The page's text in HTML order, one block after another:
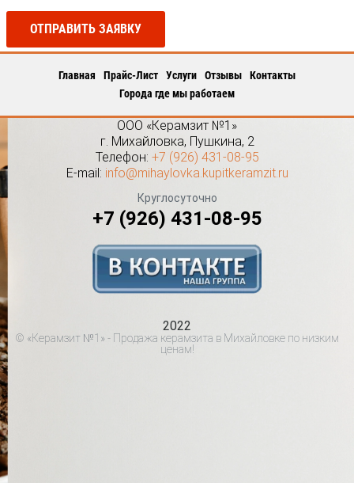
ОТПРАВИТЬ ЗАЯВКУ
Главная Прайс-Лист Услуги Отзывы
Контакты
Города где мы работаем
ООО «Керамзит №1»
г. Михайловка, Пушкина, 2
Телефон: +7 (926) 431-08-95
E-mail: info@mihaylovka.kupitkeramzit.ru
Круглосуточно
+7 (926) 431-08-95
2022
© «Керамзит №1» - Продажа керамзита в Михайловке по низким
ценам!